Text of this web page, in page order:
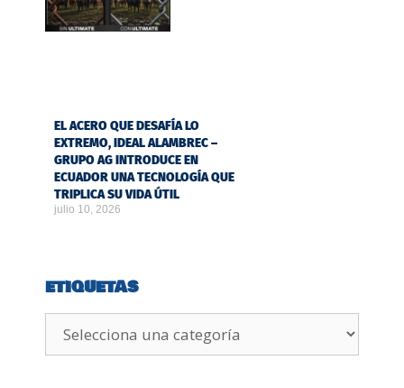
EL ACERO QUE DESAFÍA LO
EXTREMO, IDEAL ALAMBREC –
GRUPO AG INTRODUCE EN
ECUADOR UNA TECNOLOGÍA QUE
TRIPLICA SU VIDA ÚTIL
julio 10, 2026
ETIQUETAS